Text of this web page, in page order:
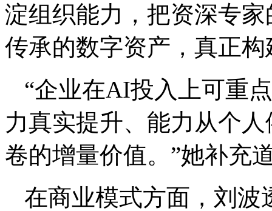
淀组织能力，把资深专
传承的数字资产，真正
“企业在AI投入上可重
力真实提升、能力从个
卷的增量价值。”她补充
在商业模式方面，刘波